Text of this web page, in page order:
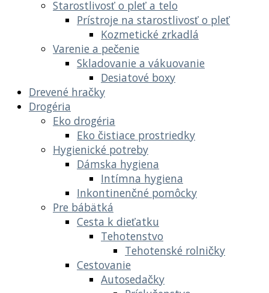
Starostlivosť o pleť a telo
Prístroje na starostlivosť o pleť
Kozmetické zrkadlá
Varenie a pečenie
Skladovanie a vákuovanie
Desiatové boxy
Drevené hračky
Drogéria
Eko drogéria
Eko čistiace prostriedky
Hygienické potreby
Dámska hygiena
Intímna hygiena
Inkontinenčné pomôcky
Pre bábätká
Cesta k dieťatku
Tehotenstvo
Tehotenské rolničky
Cestovanie
Autosedačky